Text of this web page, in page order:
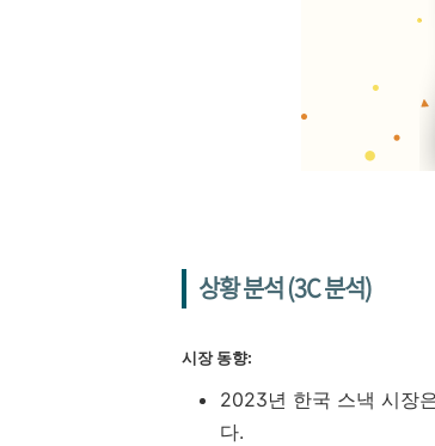
상황 분석 (3C 분석)
시장 동향:
2023년 한국 스낵 시장
다.